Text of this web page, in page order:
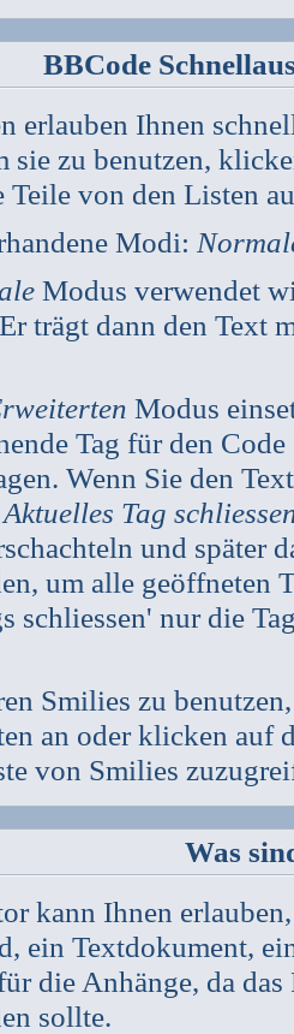
BBCode
erlauben Ihnen
sie zu benutzen,
Teile von den Listen
Modi:
Modus verwendet
trägt dann den Text
Modus
Tag für den
Wenn Sie den
Aktuelles Tag
und später
um alle geöffneten
schliessen' nur die
Smilies zu
an oder klicken auf
von Smilies
Was
kann Ihnen
ein Textdokument,
die Anhänge, da
sollte.